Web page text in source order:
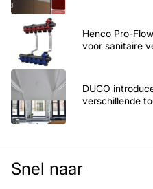
Henco Pro-
voor sanitaire
DUCO
verschillende
Snel naar